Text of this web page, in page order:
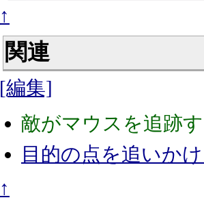
↑
関連
[編集]
敵がマウスを追跡
目的の点を追いか
↑